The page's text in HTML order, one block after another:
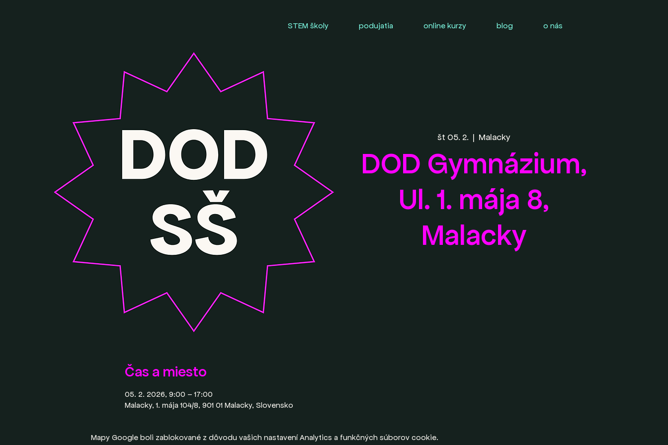
STEM školy podujatia online kurzy blog o nás
št 05. 2.
  |
Malacky
DOD Gymnázium,
Ul. 1. mája 8,
Malacky
Čas a miesto
05. 2. 2026, 9:00 – 17:00
Malacky, 1. mája 104/8, 901 01 Malacky, Slovensko
Mapy Google boli zablokované z dôvodu vašich nastavení Analytics a funkčných súborov cookie.